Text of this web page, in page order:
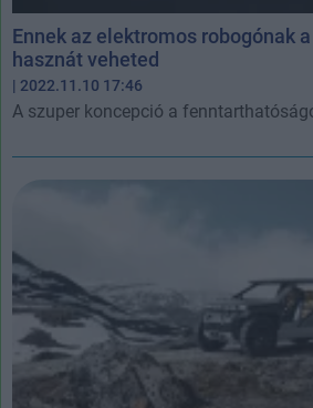
Ennek az elektromos robogónak
hasznát veheted
| 2022.11.10 17:46
A szuper koncepció a